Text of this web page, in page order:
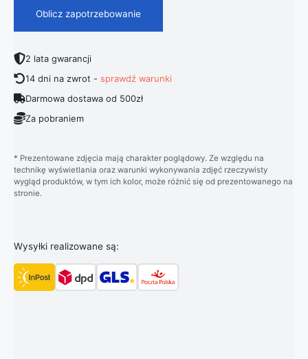
Oblicz zapotrzebowanie
2 lata gwarancji
14 dni na zwrot -sprawdź warunki
Darmowa dostawa od 500zł
Za pobraniem
* Prezentowane zdjęcia mają charakter poglądowy. Ze względu na
technikę wyświetlania oraz warunki wykonywania zdjęć rzeczywisty
wygląd produktów, w tym ich kolor, może różnić się od prezentowanego na
stronie.
Wysyłki realizowane są: